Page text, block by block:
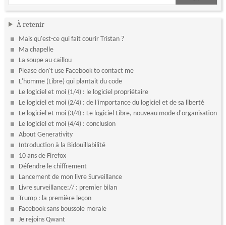
À retenir
Mais qu'est-ce qui fait courir Tristan ?
Ma chapelle
La soupe au caillou
Please don't use Facebook to contact me
L'homme (Libre) qui plantait du code
Le logiciel et moi (1/4) : le logiciel propriétaire
Le logiciel et moi (2/4) : de l'importance du logiciel et de sa liberté
Le logiciel et moi (3/4) : Le logiciel Libre, nouveau mode d'organisation
Le logiciel et moi (4/4) : conclusion
About Generativity
Introduction à la Bidouillabilité
10 ans de Firefox
Défendre le chiffrement
Lancement de mon livre Surveillance
Livre surveillance:// : premier bilan
Trump : la première leçon
Facebook sans boussole morale
Je rejoins Qwant